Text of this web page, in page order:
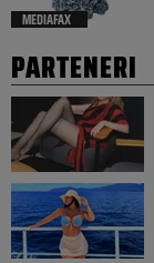
MEDIAFAX
PARTENERI